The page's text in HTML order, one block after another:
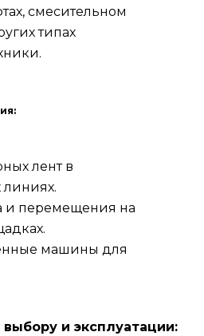
смесительном
типах
лент в
линиях.
и перемещения на
машины для
и эксплуатации: